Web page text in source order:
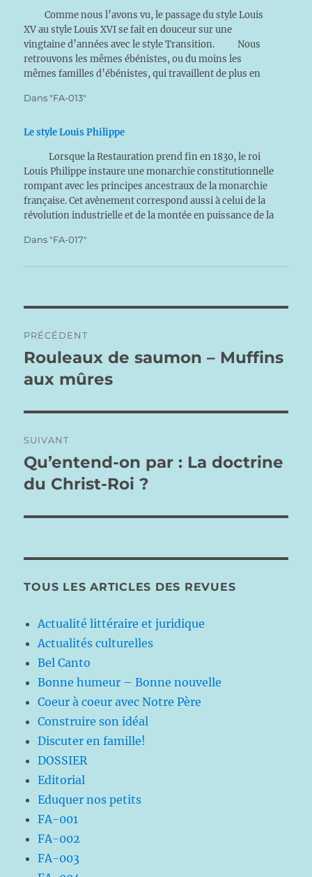
Comme nous l’avons vu, le passage du style Louis
XV au style Louis XVI se fait en douceur sur une
vingtaine d’années avec le style Transition. Nous
retrouvons les mêmes ébénistes, ou du moins les
mêmes familles d’ébénistes, qui travaillent de plus en
Dans "FA-013"
Le style Louis Philippe
Lorsque la Restauration prend fin en 1830, le roi
Louis Philippe instaure une monarchie constitutionnelle
rompant avec les principes ancestraux de la monarchie
française. Cet avènement correspond aussi à celui de la
révolution industrielle et de la montée en puissance de la
évolution…
Dans "FA-017"
de
l’article
PRÉCÉDENT
Publication
précédente :
Rouleaux de saumon – Muffins
aux mûres
SUIVANT
Publication
suivante :
Qu’entend-on par : La doctrine
du Christ-Roi ?
TOUS LES ARTICLES DES REVUES
Actualité littéraire et juridique
Actualités culturelles
Bel Canto
Bonne humeur – Bonne nouvelle
Coeur à coeur avec Notre Père
Construire son idéal
Discuter en famille!
DOSSIER
Editorial
Eduquer nos petits
FA-001
FA-002
FA-003